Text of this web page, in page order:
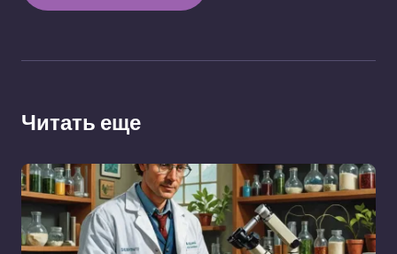
Читать еще